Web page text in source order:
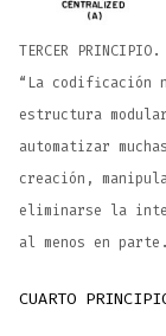
TERCER PRINCIPIO.
“La codificación
estructura
automatizar
creación,
eliminarse la
al menos en
CUARTO